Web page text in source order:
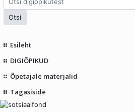
Esileht
DIGIÕPIKUD
Õpetajale materjalid
Tagasiside